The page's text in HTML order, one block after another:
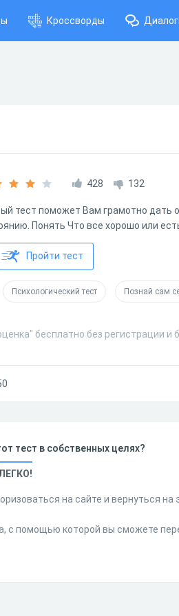
Кроссворды
428 132
тест поможет Вам грамотно дать
Понять Что все хорошо или
Пройти тест
Психологический тест Познай сам
бесплатно без регистрации и
тест в собственных целях?
на сайте и вернуться на
с помощью которой вы сможете